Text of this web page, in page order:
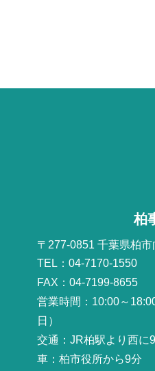
柏
〒277-0851 千葉県柏
TEL：04-7170-1550
FAX：04-7199-8655
営業時間：10:00～
日）
交通：JR柏駅より西に
車：柏市役所から9分